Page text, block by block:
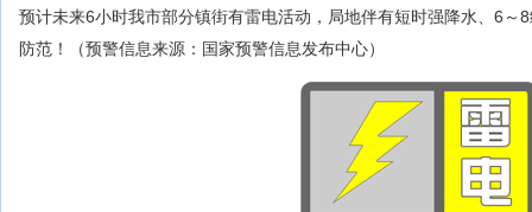
预计未来6小时我市部分镇街有雷电活动，局地伴有短时强降水、6～
防范！（预警信息来源：国家预警信息发布中心）